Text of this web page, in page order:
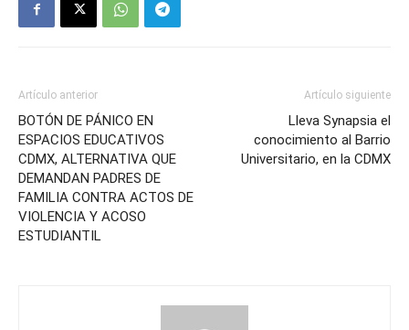
Artículo anterior
BOTÓN DE PÁNICO EN
ESPACIOS EDUCATIVOS
CDMX, ALTERNATIVA QUE
DEMANDAN PADRES DE
FAMILIA CONTRA ACTOS DE
VIOLENCIA Y ACOSO
ESTUDIANTIL
Artículo siguiente
Lleva Synapsia el
conocimiento al Barrio
Universitario, en la CDMX